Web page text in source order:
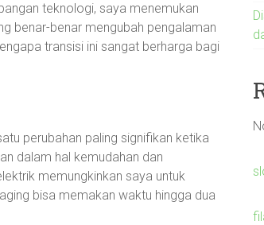
teknologi, saya menemukan
benar-benar mengubah pengalaman
transisi ini sangat berharga bagi
perubahan paling signifikan ketika
dalam hal kemudahan dan
memungkinkan saya untuk
bisa memakan waktu hingga dua